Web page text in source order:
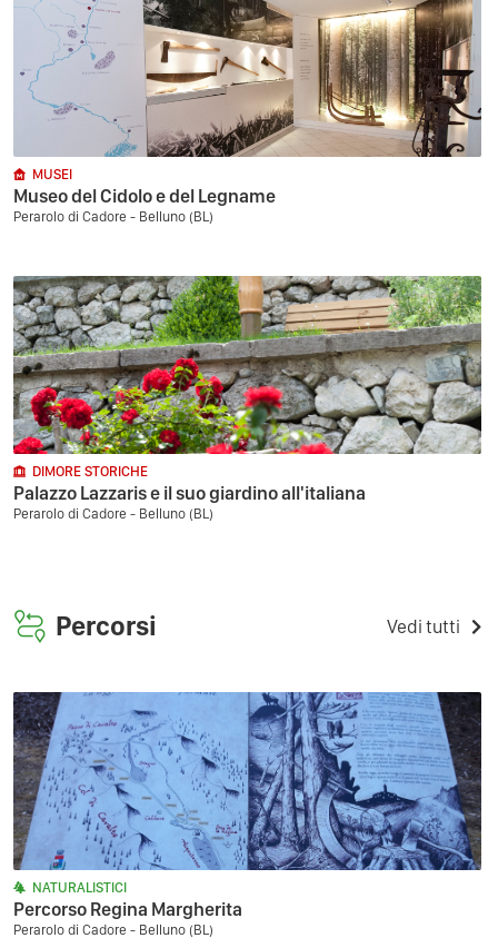
MUSEI
Museo del Cidolo e del Legname
Perarolo di Cadore - Belluno (BL)
DIMORE STORICHE
Palazzo Lazzaris e il suo giardino all'italiana
Perarolo di Cadore - Belluno (BL)
Percorsi Vedi tutti
NATURALISTICI
Percorso Regina Margherita
Perarolo di Cadore - Belluno (BL)